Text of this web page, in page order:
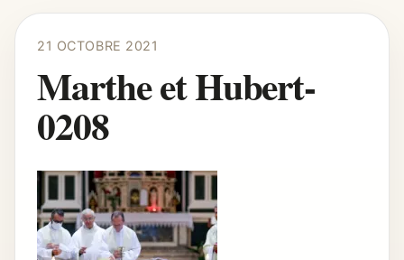
21 OCTOBRE 2021
Marthe et Hubert-
0208